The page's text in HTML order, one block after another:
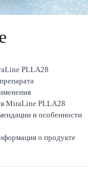
PLLA28
MiraLine PLLA28
и особенности
о продукте